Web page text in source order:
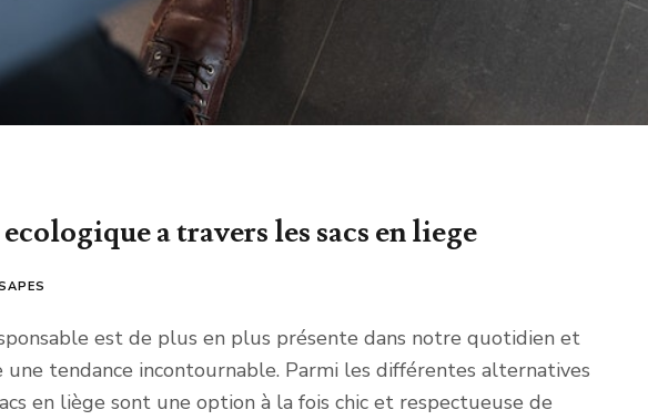
a travers les sacs en liege
est de plus en plus présente dans notre quotidien et
une tendance incontournable. Parmi les différentes alternatives
en liège sont une option à la fois chic et respectueuse de